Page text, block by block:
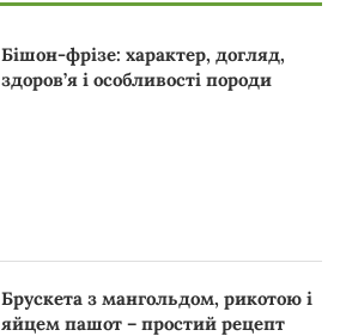
Бішон-фрізе: характер, догляд,
здоров’я і особливості породи
Брускета з мангольдом, рикотою і
яйцем пашот – простий рецепт